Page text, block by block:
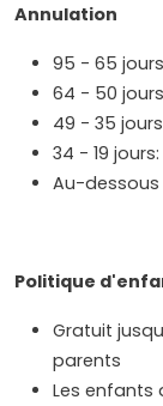
Annulation
95 - 65
64 - 50
49 - 35
34 - 19
Au-dessous
Politique
Gratuit
parents
Les enfants